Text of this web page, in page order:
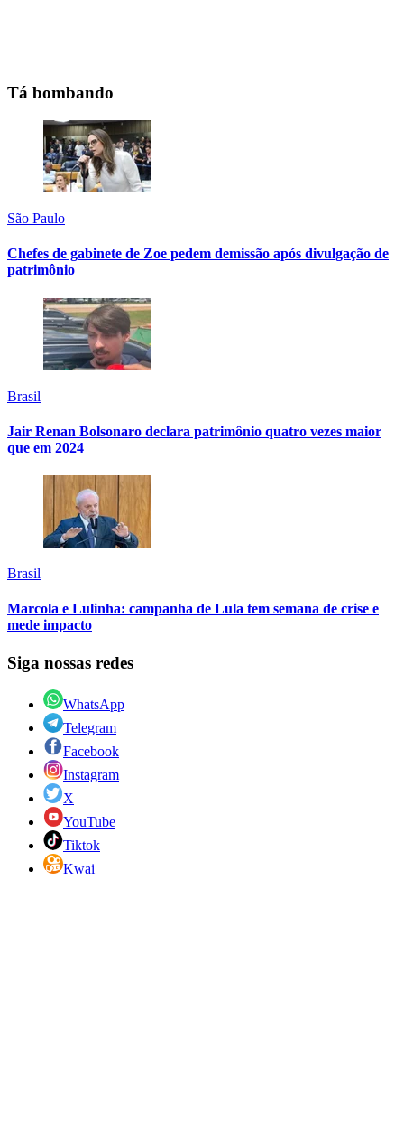
Tá bombando
São Paulo
Chefes de gabinete de Zoe pedem demissão após divulgação de
patrimônio
Brasil
Jair Renan Bolsonaro declara patrimônio quatro vezes maior
que em 2024
Brasil
Marcola e Lulinha: campanha de Lula tem semana de crise e
mede impacto
Siga nossas redes
WhatsApp
Telegram
Facebook
Instagram
X
YouTube
Tiktok
Kwai